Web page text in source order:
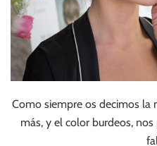
Como siempre os decimos
más, y el color burdeos,